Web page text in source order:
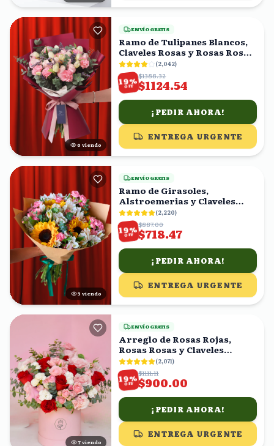
6 viendo
ENVÍO GRATIS
Ramo de Tulipanes Blancos,
Claveles Rosas y Rosas Rosas
con Eucalipto
(2,042)
19%
OFF
$1388.32
$1124.54
¡PEDIR AHORA!
ENTREGA URGENTE
5 viendo
ENVÍO GRATIS
Ramo de Girasoles,
Alstroemerias y Claveles
Rosas
(2,220)
19%
OFF
$887.00
$718.47
¡PEDIR AHORA!
ENTREGA URGENTE
8 viendo
ENVÍO GRATIS
Arreglo de Rosas Rojas,
Rosas Rosas y Claveles
Blancos en Caja Rosa
(2,071)
19%
OFF
$1111.11
$900.00
¡PEDIR AHORA!
ENTREGA URGENTE